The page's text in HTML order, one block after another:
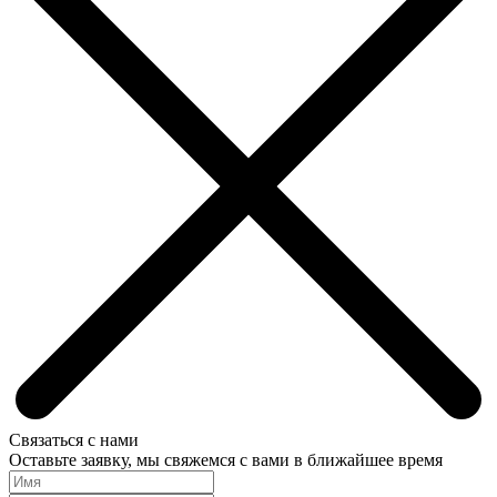
Связаться с нами
Оставьте заявку, мы свяжемся с вами в ближайшее время